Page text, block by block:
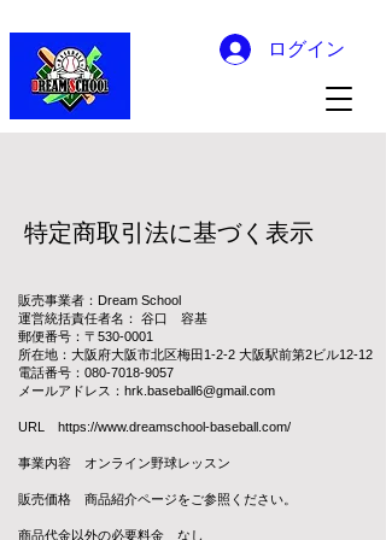
ログイン
特定商取引法に基づく表示
販売事業者：Dream School
運営統括責任者名： 谷口 容基
郵便番号：〒530-0001
所在地：大阪府大阪市北区梅田1-2-2 大阪駅前第2ビル12-12
電話番号：080-7018-9057
メールアドレス：hrk.baseball6@gmail.com
URL https://www.dreamschool-baseball.com/
事業内容 オンライン野球レッスン
販売価格 商品紹介ページをご参照ください。
商品代金以外の必要料金 なし